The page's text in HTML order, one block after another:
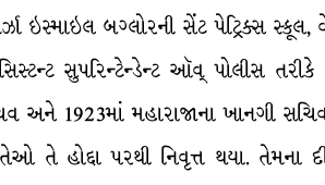
ઇસ્માઇલ બગ્લોરની સેંટ પેટ્રિક્સ
સુપરિન્ટેન્ડેન્ટ ઑવ્ પોલીસ તરીકે
1923માં મહારાજાના ખાનગી
તે હોદ્દા પરથી નિવૃત્ત થયા. તેમના